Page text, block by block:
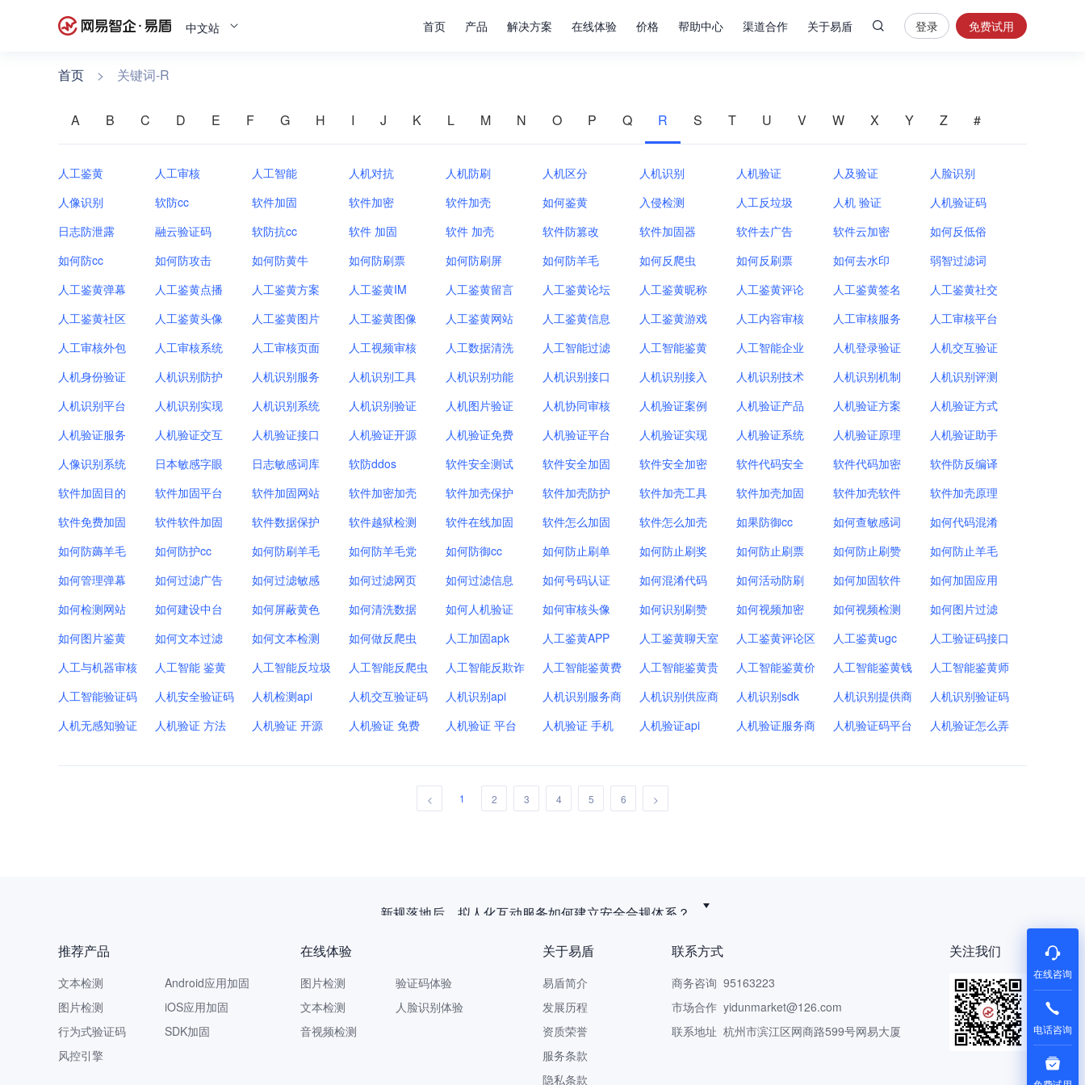
中文站 首页 产品 解决方案 在线体验 价格 帮助中心 渠道合作 关于易盾
内
业
风
控
登录 免费试用
首页 > 关键词-R
A B C D E F G H I J K L M N O P Q R S T U V W X Y Z #
人工鉴黄 人工审核 人工智能 人机对抗 人机防刷 人机区分 人机识别 人机验证 人及验证
人脸识别
人像识别
软防cc 软件加固 软件加密 软件加壳 如何鉴黄 入侵检测 人工反垃圾 人机 验证
人机验证码
日志防泄露
融云验证码 软防抗cc 软件 加固 软件 加壳 软件防篡改 软件加固器 软件去广告 软件云加密
如何反低俗
如何防cc
如何防攻击 如何防黄牛 如何防刷票 如何防刷屏 如何防羊毛 如何反爬虫 如何反刷票 如何去水印
弱智过滤词
人工鉴黄弹幕
人工鉴黄点播 人工鉴黄方案 人工鉴黄IM 人工鉴黄留言 人工鉴黄论坛 人工鉴黄昵称 人工鉴黄评论 人工鉴黄签名
人工鉴黄社交
人工鉴黄社区
人工鉴黄头像 人工鉴黄图片 人工鉴黄图像 人工鉴黄网站 人工鉴黄信息 人工鉴黄游戏 人工内容审核 人工审核服务
人工审核平台
人工审核外包
人工审核系统 人工审核页面 人工视频审核 人工数据清洗 人工智能过滤 人工智能鉴黄 人工智能企业 人机登录验证
人机交互验证
人机身份验证
人机识别防护 人机识别服务 人机识别工具 人机识别功能 人机识别接口 人机识别接入 人机识别技术 人机识别机制
人机识别评测
人机识别平台
人机识别实现 人机识别系统 人机识别验证 人机图片验证 人机协同审核 人机验证案例 人机验证产品 人机验证方案
人机验证方式
人机验证服务
人机验证交互 人机验证接口 人机验证开源 人机验证免费 人机验证平台 人机验证实现 人机验证系统 人机验证原理
人机验证助手
人像识别系统
日本敏感字眼 日志敏感词库 软防ddos 软件安全测试 软件安全加固 软件安全加密 软件代码安全 软件代码加密
软件防反编译
软件加固目的
软件加固平台 软件加固网站 软件加密加壳 软件加壳保护 软件加壳防护 软件加壳工具 软件加壳加固 软件加壳软件
软件加壳原理
软件免费加固
软件软件加固 软件数据保护 软件越狱检测 软件在线加固 软件怎么加固 软件怎么加壳 如果防御cc 如何查敏感词
如何代码混淆
如何防薅羊毛
如何防护cc 如何防刷羊毛 如何防羊毛党 如何防御cc 如何防止刷单 如何防止刷奖 如何防止刷票 如何防止刷赞
如何防止羊毛
如何管理弹幕
如何过滤广告 如何过滤敏感 如何过滤网页 如何过滤信息 如何号码认证 如何混淆代码 如何活动防刷 如何加固软件
如何加固应用
如何检测网站
如何建设中台 如何屏蔽黄色 如何清洗数据 如何人机验证 如何审核头像 如何识别刷赞 如何视频加密 如何视频检测
如何图片过滤
如何图片鉴黄
如何文本过滤 如何文本检测 如何做反爬虫 人工加固apk 人工鉴黄APP 人工鉴黄聊天室 人工鉴黄评论区 人工鉴黄ugc
人工验证码接口
人工与机器审核
人工智能 鉴黄 人工智能反垃圾 人工智能反爬虫 人工智能反欺诈 人工智能鉴黄费 人工智能鉴黄贵 人工智能鉴黄价 人工智能鉴黄钱
人工智能鉴黄师
人工智能验证码
人机安全验证码 人机检测api 人机交互验证码 人机识别api 人机识别服务商 人机识别供应商 人机识别sdk 人机识别提供商
人机识别验证码
人机无感知验证
人机验证 方法 人机验证 开源 人机验证 免费 人机验证 平台 人机验证 手机 人机验证api 人机验证服务商 人机验证码平台 人机验证怎么弄
< 1 2 3 4 5 6 >
新规落地后，拟人化互动服务如何建立安全合规体系？
推荐产品
文本检测
图片检测
行为式验证码
风控引擎
Android应用加固
iOS应用加固
SDK加固
在线体验
图片检测
文本检测
音视频检测
验证码体验
人脸识别体验
关于易盾
易盾简介
发展历程
资质荣誉
服务条款
隐私条款
联系方式
商务咨询 95163223
市场合作 yidunmarket@126.com
联系地址 杭州市滨江区网商路599号网易大厦
关注我们
在线咨询
电话咨询